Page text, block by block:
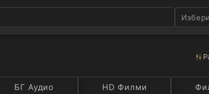
Избери
Рейтинг
БГ Аудио HD Филми